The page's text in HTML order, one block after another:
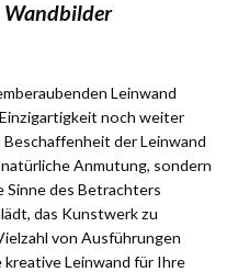
Wandbilder
Leinwand
noch weiter
der Leinwand
Anmutung, sondern
Sinne des Betrachters
das Kunstwerk zu
von Ausführungen
Leinwand für Ihre